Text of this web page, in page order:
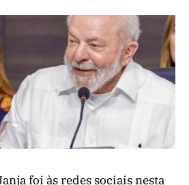
foi às redes sociais nesta